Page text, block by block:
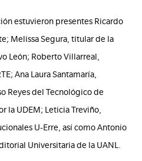
estuvieron presentes Ricardo
Melissa Segura, titular de la
León; Roberto Villarreal,
Ana Laura Santamaría,
Reyes del Tecnológico de
la UDEM; Leticia Treviño,
U-Erre, así como Antonio
Universitaria de la UANL.